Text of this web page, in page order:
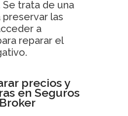
Se trata de una
preservar las
a
reparar el
precios y
en Seguros
Broker